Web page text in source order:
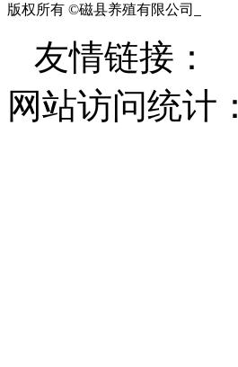
版权所有 ©磁县养殖有限公司
友情链接：
网站访问统计：